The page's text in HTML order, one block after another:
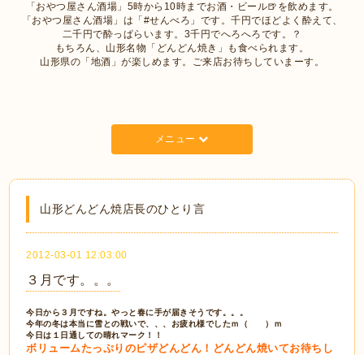
「おやつ屋さん酒場」5時から10時までお酒・ビール🍺を飲めます。
「おやつ屋さん酒場」は「#せんべろ」です。千円でほどよく酔えて、
二千円で酔っぱらいます。3千円でへろへろです。？
もちろん、山形名物「どんどん焼き」も食べられます。
山形県の「地酒」が楽しめます。ご来店お待ちしていまーす。
メニュー
山形どんどん焼店長のひとり言
2012-03-01 12:03:00
３月です。。。
今日から３月ですね。やっと春に手が届きそうです。。。
今年の冬は本当に雪との戦いで、、、お疲れ様でしたｍ（ ）ｍ
今日は１日通しての晴れマーク！！
ボリュームたっぷりのピザどんどん！どんどん焼いてお待ちし